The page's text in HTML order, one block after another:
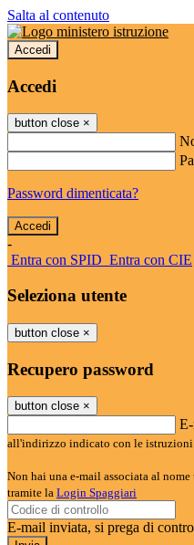
Salta al contenuto
Accedi
Accedi
button close ×
Password dimenticata?
-
Entra con SPID Entra con CIE
Seleziona utente
button close ×
Recupero password
button close ×
all'indirizzo indicato con le istruzioni
Non hai una e-mail associata al
tramite la Login Spaggiari
E-mail inviata, si prega di